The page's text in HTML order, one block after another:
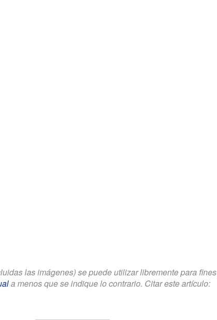
las imágenes) se puede utilizar libremente para fines
a menos que se indique lo contrario. Citar este artículo: